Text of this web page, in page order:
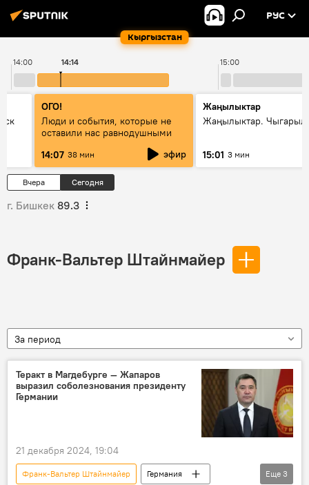
Кыргызстан
РУС
14:00 15:00
14:14
ОГО!
Люди и события, которые не
оставили нас равнодушными
14:07 38 мин эфир
Жаңылыктар
Жаңылыктар.
15:01 3 мин
Вчера Сегодня
г. Бишкек 89.3
Франк-Вальтер Штайнмайер
За период
Теракт в Магдебурге — Жапаров
выразил соболезнования президенту
Германии
21 декабря 2024, 19:04
Франк-Вальтер Штайнмайер
Германия
Еще 3